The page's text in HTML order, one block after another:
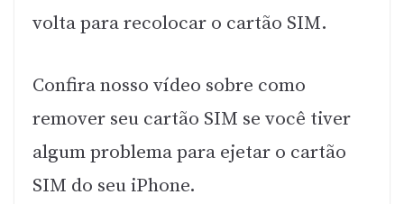
volta para recolocar o cartão SIM.
Confira nosso vídeo sobre como
remover seu cartão SIM se você tiver
algum problema para ejetar o cartão
SIM do seu iPhone.